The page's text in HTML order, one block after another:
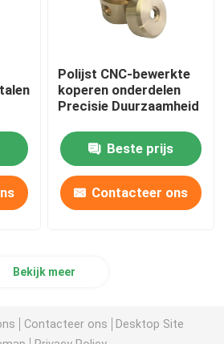
Polijst CNC-bewerkte
koperen onderdelen
Precisie Duurzaamheid
Beste prijs
Contacteer ons
Bekijk meer
Contacteer ons
Desktop Site